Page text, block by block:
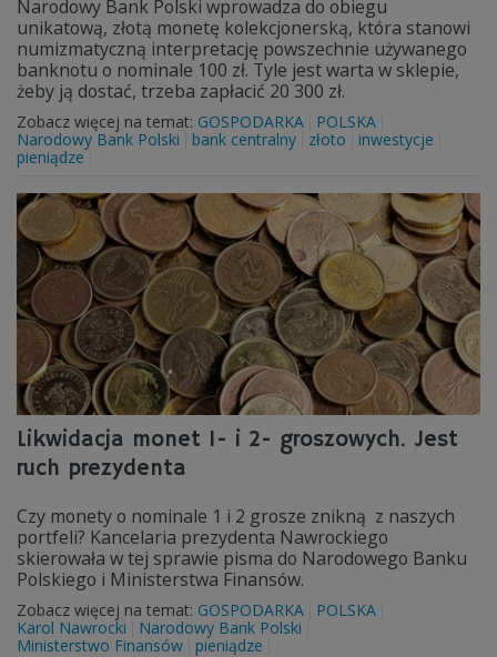
Narodowy Bank Polski wprowadza do obiegu
unikatową, złotą monetę kolekcjonerską, która stanowi
numizmatyczną interpretację powszechnie używanego
banknotu o nominale 100 zł. Tyle jest warta w sklepie,
żeby ją dostać, trzeba zapłacić 20 300 zł.
Zobacz więcej na temat: GOSPODARKA
POLSKA
Narodowy Bank Polski
bank centralny złoto
inwestycje
pieniądze
Likwidacja monet 1- i 2- groszowych. Jest
ruch prezydenta
Czy monety o nominale 1 i 2 grosze znikną z naszych
portfeli? Kancelaria prezydenta Nawrockiego
skierowała w tej sprawie pisma do Narodowego Banku
Polskiego i Ministerstwa Finansów.
Zobacz więcej na temat: GOSPODARKA
POLSKA
Karol Nawrocki
Narodowy Bank Polski
Ministerstwo Finansów
pieniądze